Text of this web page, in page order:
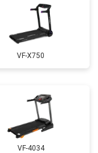
VF-X750
VF-4034